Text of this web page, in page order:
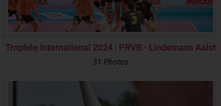
Trophée International 2024 : PRVB - Lindemans Aalst
31 Photos